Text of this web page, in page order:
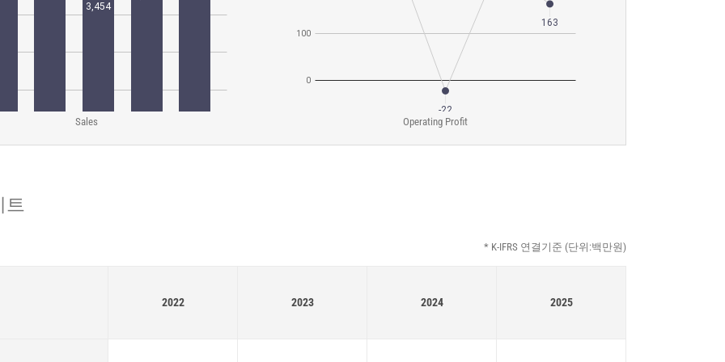
Sales Operating Profit
트
* K-IFRS 연결기준 (단위:백만원)
2022 2023 2024 2025